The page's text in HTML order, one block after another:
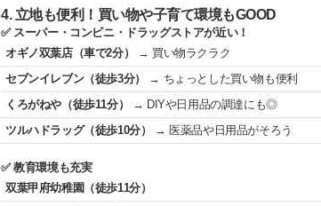
4. 立地も便利！買い物や子育て環境もGOOD
✅ スーパー・コンビニ・ドラッグストアが近い！
オギノ双葉店（車で2分）
→ 買い物ラクラク
セブンイレブン（徒歩3分）
→ ちょっとした買い物も便利
くろがねや（徒歩11分）
→ DIYや日用品の調達にも◎
ツルハドラッグ（徒歩10分）
→ 医薬品や日用品がそろう
✅ 教育環境も充実
双葉甲府幼稚園（徒歩11分）